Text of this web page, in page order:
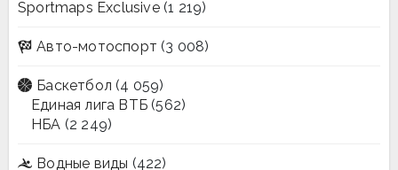
Sportmaps Exclusive(1 219)
Авто-мотоспорт (3 008)
Баскетбол (4 059)
Единая лига ВТБ (562)
НБА (2 249)
Водные виды (422)